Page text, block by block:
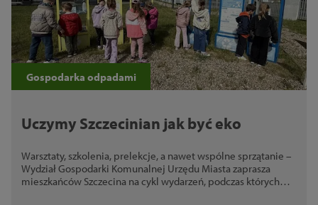
Gospodarka odpadami
Uczymy Szczecinian jak być eko
Warsztaty, szkolenia, prelekcje, a nawet wspólne sprzątanie –
Wydział Gospodarki Komunalnej Urzędu Miasta zaprasza
mieszkańców Szczecina na cykl wydarzeń, podczas których